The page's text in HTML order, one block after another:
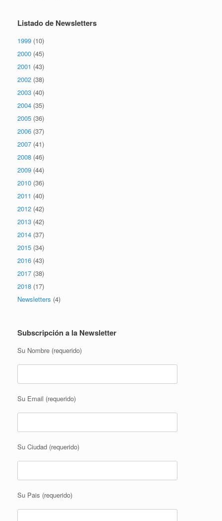
Listado de Newsletters
1999 (10)
2000 (45)
2001 (43)
2002 (38)
2003 (40)
2004 (35)
2005 (36)
2006 (37)
2007 (41)
2008 (46)
2009 (44)
2010 (36)
2011 (40)
2012 (42)
2013 (42)
2014 (37)
2015 (34)
2016 (43)
2017 (38)
2018 (17)
Newsletters (4)
Subscripción a la Newsletter
Su Nombre (requerido)
Su Email (requerido)
Su Ciudad (requerido)
Su Pais (requerido)